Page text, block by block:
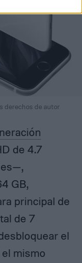
derechos de autor
de 4.7
GB,
principal de
de 7
el
mismo